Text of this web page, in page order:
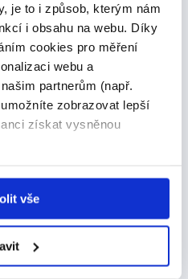
je to i způsob, kterým nám
i obsahu na webu. Díky
cookies pro měření
webu a
partnerům (např.
zobrazovat lepší
získat vysněnou
vše
až 39 000
ubytování
lehkých plastových
zařazení se